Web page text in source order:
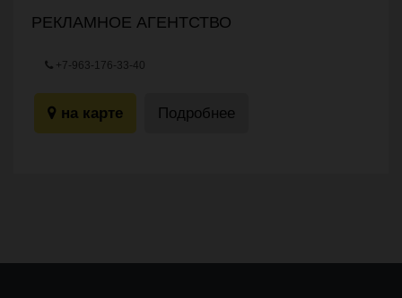
РЕКЛАМНОЕ АГЕНТСТВО
+7-963-176-33-40
на карте Подробнее